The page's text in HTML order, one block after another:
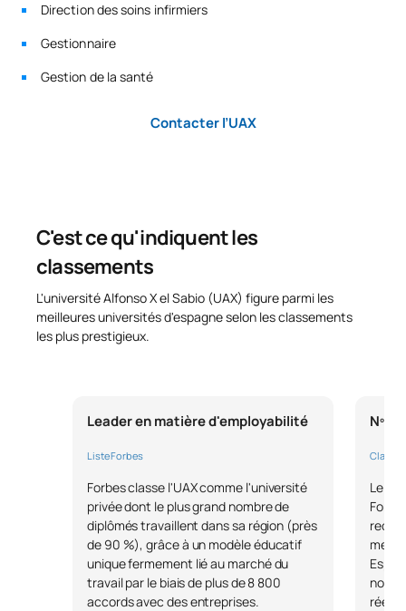
Direction des soins infirmiers
Gestionnaire
Gestion de la santé
Contacter l’UAX
C'est ce qu'indiquent les
classements
L'université Alfonso X el Sabio (UAX) figure parmi les
meilleures universités d'espagne selon les classements
les plus prestigieux.
Leader en matière d'employabilité
Liste Forbes
Forbes classe l'UAX comme l'université
privée dont le plus grand nombre de
diplômés travaillent dans sa région (près
de 90 %), grâce à un modèle éducatif
unique fermement lié au marché du
travail par le biais de plus de 8 800
accords avec des entreprises.
Nº1
Le
notre
réelle